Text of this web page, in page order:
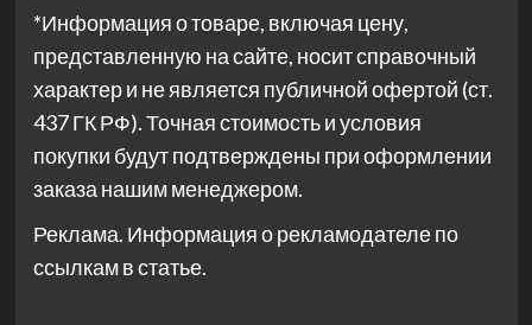
*Информация о товаре, включая цену,
представленную на сайте, носит справочный
характер и не является публичной офертой (ст.
437 ГК РФ). Точная стоимость и условия
покупки будут подтверждены при оформлении
заказа нашим менеджером.
Реклама. Информация о рекламодателе по
ссылкам в статье.